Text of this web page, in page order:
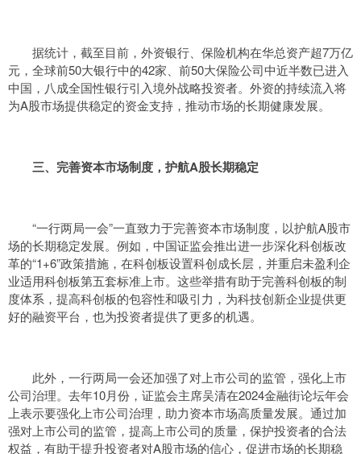
据统计，截至目前，外资银行、保险机构在华总资产超7万亿
元，全球前50大银行中的42家、前50大保险公司中近半数已进入
中国，八成全国性银行引入境外战略投资者。外资的持续流入将
为A股市场提供稳定的资金支持，推动市场的长期健康发展。
三、完善资本市场制度，护航A股长期稳定
“一行两局一会”一直致力于完善资本市场制度，以护航A股市
场的长期稳定发展。例如，中国证监会推出进一步深化科创板改
革的“1+6”政策措施，在科创板设置科创成长层，并重启未盈利企
业适用科创板第五套标准上市。这些举措有助于完善科创板的制
度体系，提高科创板的包容性和吸引力，为科技创新企业提供更
好的融资平台，也为投资者提供了更多的机遇。
此外，一行两局一会还加强了对上市公司的监管，强化上市
公司治理。去年10月份，证监会主席吴清在2024金融街论坛年会
上表示要强化上市公司治理，助力资本市场高质量发展。通过加
强对上市公司的监管，提高上市公司的质量，保护投资者的合法
权益，有助于提升投资者对A股市场的信心，促进市场的长期稳